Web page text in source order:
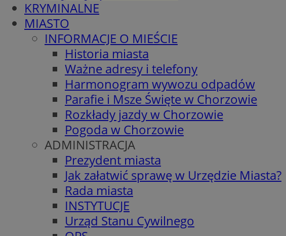
KRYMINALNE
MIASTO
INFORMACJE O MIEŚCIE
Historia miasta
Ważne adresy i telefony
Harmonogram wywozu odpadów
Parafie i Msze Święte w Chorzowie
Rozkłady jazdy w Chorzowie
Pogoda w Chorzowie
ADMINISTRACJA
Prezydent miasta
Jak załatwić sprawę w Urzędzie Miasta?
Rada miasta
INSTYTUCJE
Urząd Stanu Cywilnego